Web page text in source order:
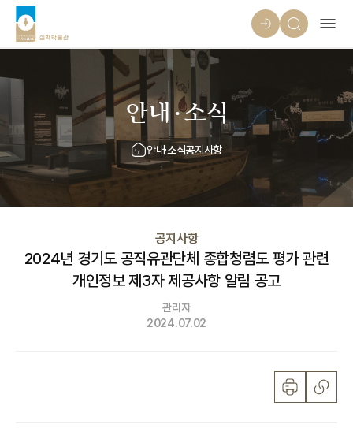
안내·소식
안내·소식공지사항
공지사항
2024년 경기도 공직유관단체 종합청렴도 평가 관련
개인정보 제3자 제공사항 알림 공고
관리자
2024.07.02